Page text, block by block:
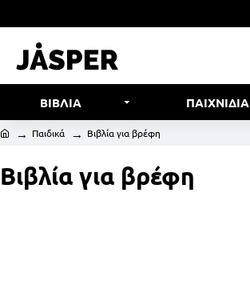
ΒΙΒΛΙΑ ΠΑΙΧΝΙΔΙΑ
Παιδικά Βιβλία για βρέφη
Βιβλία για βρέφη